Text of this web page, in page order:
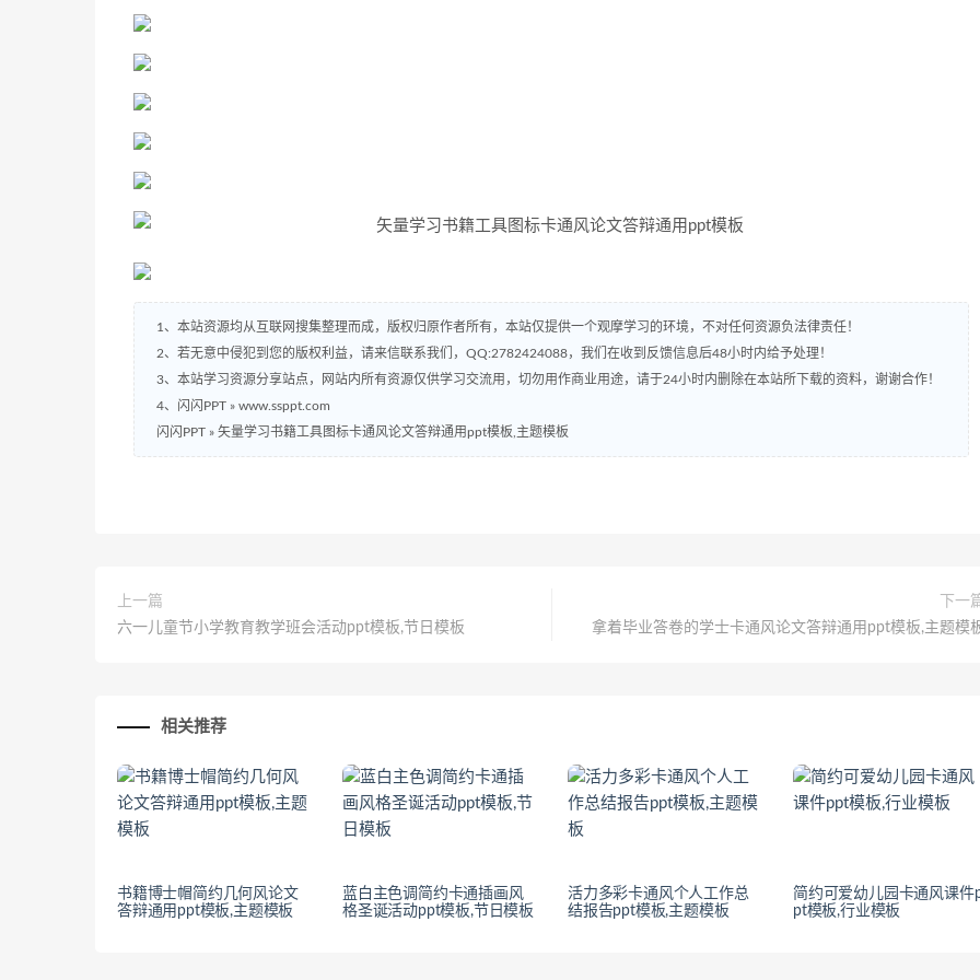
1、本站资源均从互联网搜集整理而成，版权归原作者所有，本站仅提供一个观摩学习的环境，不对任何资源负法律责任！
2、若无意中侵犯到您的版权利益，请来信联系我们，QQ:2782424088，我们在收到反馈信息后48小时内给予处理！
3、本站学习资源分享站点，网站内所有资源仅供学习交流用，切勿用作商业用途，请于24小时内删除在本站所下载的资料，谢谢合作！
4、闪闪PPT » www.ssppt.com
闪闪PPT » 矢量学习书籍工具图标卡通风论文答辩通用ppt模板,主题模板
上一篇
六一儿童节小学教育教学班会活动ppt模板,节日模板
下一
拿着毕业答卷的学士卡通风论文答辩通用ppt模板,主题模
相关推荐
书籍博士帽简约几何风论文
答辩通用ppt模板,主题模板
蓝白主色调简约卡通插画风
格圣诞活动ppt模板,节日模板
活力多彩卡通风个人工作总
结报告ppt模板,主题模板
简约可爱幼儿园卡通风课件
pt模板,行业模板